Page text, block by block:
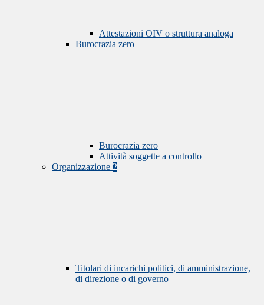
Attestazioni OIV o struttura analoga
Burocrazia zero
Burocrazia zero
Attività soggette a controllo
Organizzazione 2
Titolari di incarichi politici, di amministrazione,
di direzione o di governo